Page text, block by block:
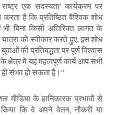
एक सदस्यता'कार्यक्रम पर
है कि प्रतिष्ठित वैश्विक शोध
बिना किसी अतिरिक्त लागत के
को स्वीकार करते हुए, इस शोध
की प्रतिबद्धता पर पूर्ण विश्वास
क्षेत्र में यह महत्वपूर्ण कार्य आप सभी
ही संभव हो सकता है।"
मीडिया के हानिकारक प्रभावों से
कि वे अपने वेतन, नौकरी या